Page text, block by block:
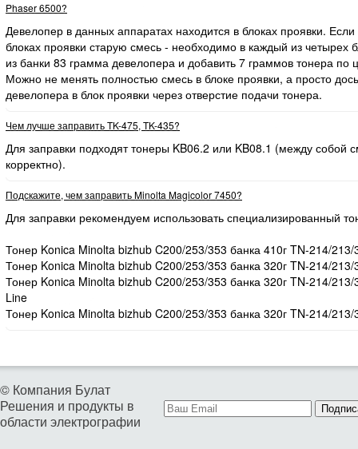
Phaser 6500?
Девелопер в данных аппаратах находится в блоках проявки.
блоках проявки старую смесь - необходимо в каждый из четырех
из банки 83 грамма девелопера и добавить 7 граммов тонера по
Можно не менять полностью смесь в блоке проявки, а просто
девелопера в блок проявки через отверстие подачи тонера.
Чем лучше заправить TK-475, TK-435?
Для заправки подходят тонеры KB06.2 или KB08.1 (между собой
корректно).
Подскажите, чем заправить Minolta Magicolor 7450?
Для заправки рекомендуем использовать специализированный
Тонер Konica Minolta bizhub C200/253/353 банка 410г TN-214/
Тонер Konica Minolta bizhub C200/253/353 банка 320г TN-214/
Тонер Konica Minolta bizhub C200/253/353 банка 320г TN-214/
Line
Тонер Konica Minolta bizhub C200/253/353 банка 320г TN-214/
© Компания Булат
Решения и продукты в
области электрографии